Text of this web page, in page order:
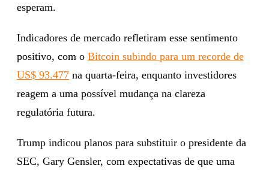
esperam.
Indicadores de mercado refletiram esse sentimento
positivo, com o Bitcoin subindo para um recorde de
US$ 93.477 na quarta-feira, enquanto investidores
reagem a uma possível mudança na clareza
regulatória futura.
Trump indicou planos para substituir o presidente da
SEC, Gary Gensler, com expectativas de que uma